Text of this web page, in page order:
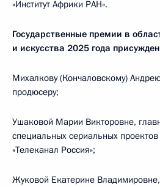
«Институт Африки РАН».
Государственные премии в
и искусства 2025 года
Михалкову (Кончаловскому)
продюсеру;
Ушаковой Марии Викторовне,
специальных сериальных
«Телеканал Россия»;
Жуковой Екатерине